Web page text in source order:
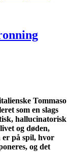
Tommaso
som en slags
hallucinatorisk
og døden,
er på spil, hvor
og det